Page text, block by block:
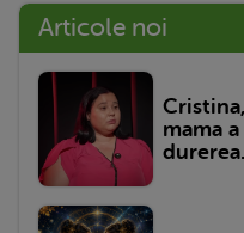
Articole noi
mama